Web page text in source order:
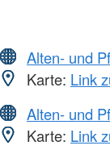
Alten- und
Karte: Link
Alten- und
Karte: Link